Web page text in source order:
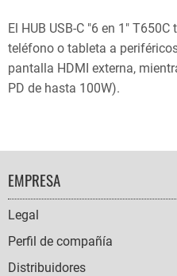
El HUB USB-C "6 en 1"
teléfono o tableta a
pantalla HDMI externa,
PD de hasta 100W).
FOOTER
NAVIGATION
EMPRESA
Legal
Perfil de compañía
Distribuidores